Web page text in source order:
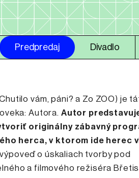
Predpredaj Divadlo
vám, páni? a Zo ZOO) je
Autora. Autor
originálny zábavný
herca, v ktorom ide herec
o úskaliach tvorby pod
a filmového režiséra